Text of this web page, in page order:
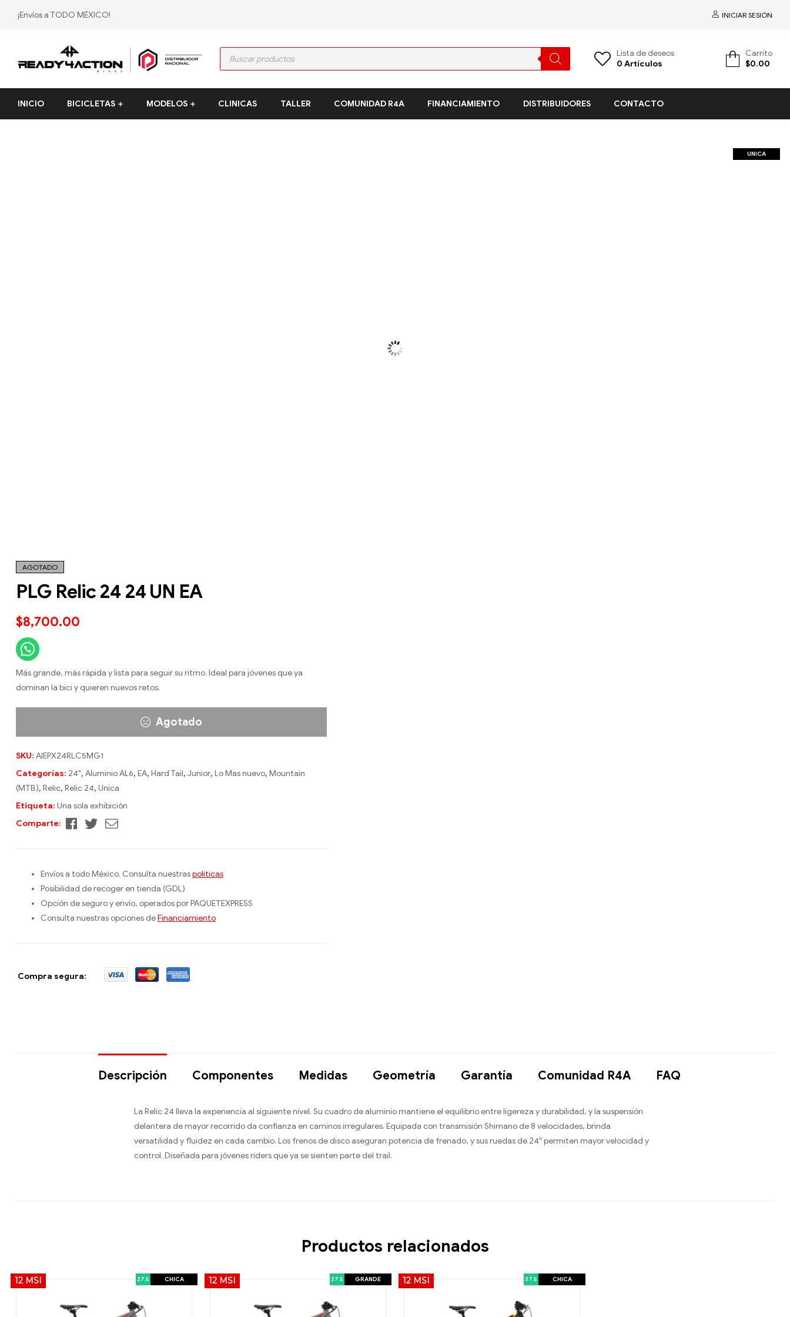
¡Envíos a TODO MÉXICO! INICIAR SESIÓN
Ready4Action
Distribución
mexicana
Lista de deseos
0 Artículos
Carrito
$0.00
INICIO BICICLETAS MODELOS CLINICAS TALLER COMUNIDAD R4A FINANCIAMIENTO DISTRIBUIDORES CONTACTO
UNICA
AGOTADO
PLG Relic 24 24 UN EA
$8,700.00
Más grande, más rápida y lista para seguir su ritmo. Ideal para jóvenes que ya
dominan la bici y quieren nuevos retos.
Agotado
SKU: AIEPX24RLC5MG1
Categorías: 24", Aluminio AL6, EA, Hard Tail, Junior, Lo Mas nuevo, Mountain
(MTB), Relic, Relic 24, Unica
Etiqueta: Una sola exhibición
Comparte:
Facebook
TwitterCorreo
Envíos a todo México. Consulta nuestraspoliticas
Posibilidad de recoger en tienda (GDL)
Opción de seguro y envío, operados por PAQUETEXPRESS
Consulta nuestras opciones deFinanciamiento
Compra segura:
Descripción Componentes Medidas Geometría Garantía Comunidad R4A FAQ
La Relic 24 lleva la experiencia al siguiente nivel. Su cuadro de aluminio mantiene el equilibrio entre ligereza y durabilidad, y la suspensión
delantera de mayor recorrido da confianza en caminos irregulares. Equipada con transmisión Shimano de 8 velocidades, brinda
versatilidad y fluidez en cada cambio. Los frenos de disco aseguran potencia de frenado, y sus ruedas de 24″ permiten mayor velocidad y
control. Diseñada para jóvenes riders que ya se sienten parte del trail.
Productos relacionados
12 MSI 27.5 CHICA 12 MSI 27.5 GRANDE 12 MSI 27.5 CHICA